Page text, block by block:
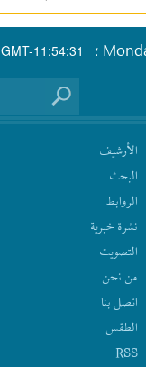
GMT-11:54:31 ؛
الأرشیف
البحث
الروابط
نشرة‌ خبریة
التصويت
من نحن
اتصل بنا
الطقس
RSS